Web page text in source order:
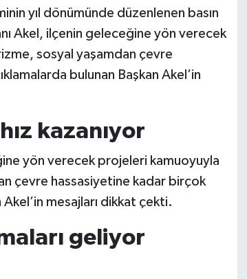
yıl dönümünde düzenlenen basın
Akel, ilçenin geleceğine yön verecek
sosyal yaşamdan çevre
bulunan Başkan Akel’in
kazanıyor
yön verecek projeleri kamuoyuyla
çevre hassasiyetine kadar birçok
mesajları dikkat çekti.
geliyor